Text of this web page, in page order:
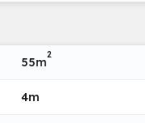
55m
2
4m